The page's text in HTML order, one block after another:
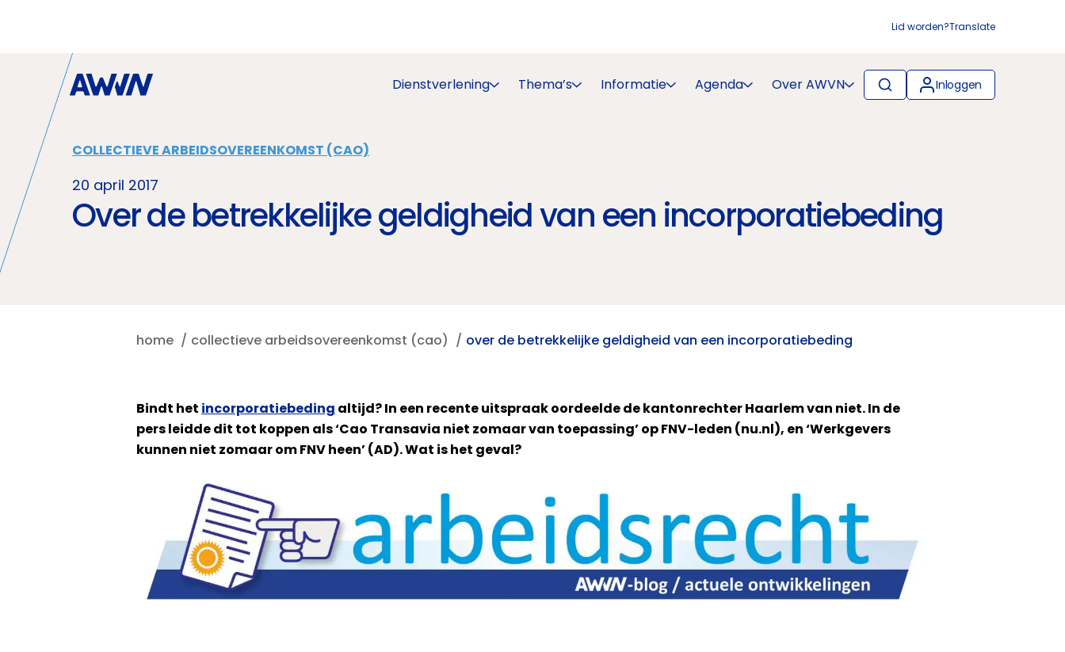
Lid worden?Translate
Dienstverlening Thema’s Informatie Agenda Over AWVN Inloggen
COLLECTIEVE ARBEIDSOVEREENKOMST (CAO)
20 april 2017
Over de betrekkelijke geldigheid van een incorporatiebeding
home collectieve arbeidsovereenkomst (cao) over de betrekkelijke geldigheid van een incorporatiebeding
Bindt het incorporatiebeding altijd? In een recente uitspraak oordeelde de kantonrechter Haarlem van niet. In de
pers leidde dit tot koppen als ‘Cao Transavia niet zomaar van toepassing’ op FNV-leden (nu.nl), en ‘Werkgevers
kunnen niet zomaar om FNV heen’ (AD). Wat is het geval?